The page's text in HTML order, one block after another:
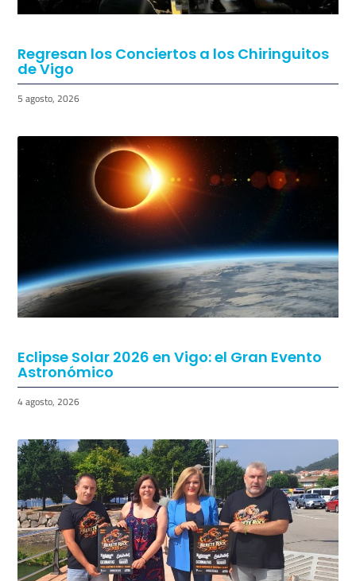
Regresan los Conciertos a los Chiringuitos
Eclipse Solar 2026 en Vigo: el Gran Evento
Astronómico
4 agosto, 2026